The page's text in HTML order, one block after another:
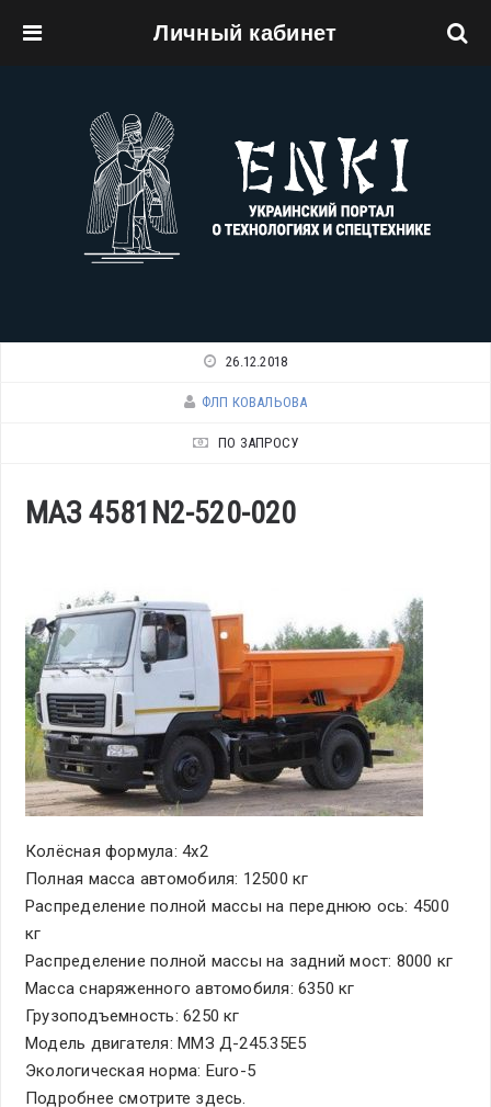
Личный кабинет
26.12.2018
ФЛП КОВАЛЬОВА
ПО ЗАПРОСУ
МАЗ 4581N2-520-020
Колёсная формула: 4х2
Полная масса автомобиля: 12500 кг
Распределение полной массы на переднюю ось: 4500
кг
Распределение полной массы на задний мост: 8000 кг
Масса снаряженного автомобиля: 6350 кг
Грузоподъемность: 6250 кг
Модель двигателя: ММЗ Д-245.35Е5
Экологическая норма: Euro-5
Подробнее смотрите здесь.